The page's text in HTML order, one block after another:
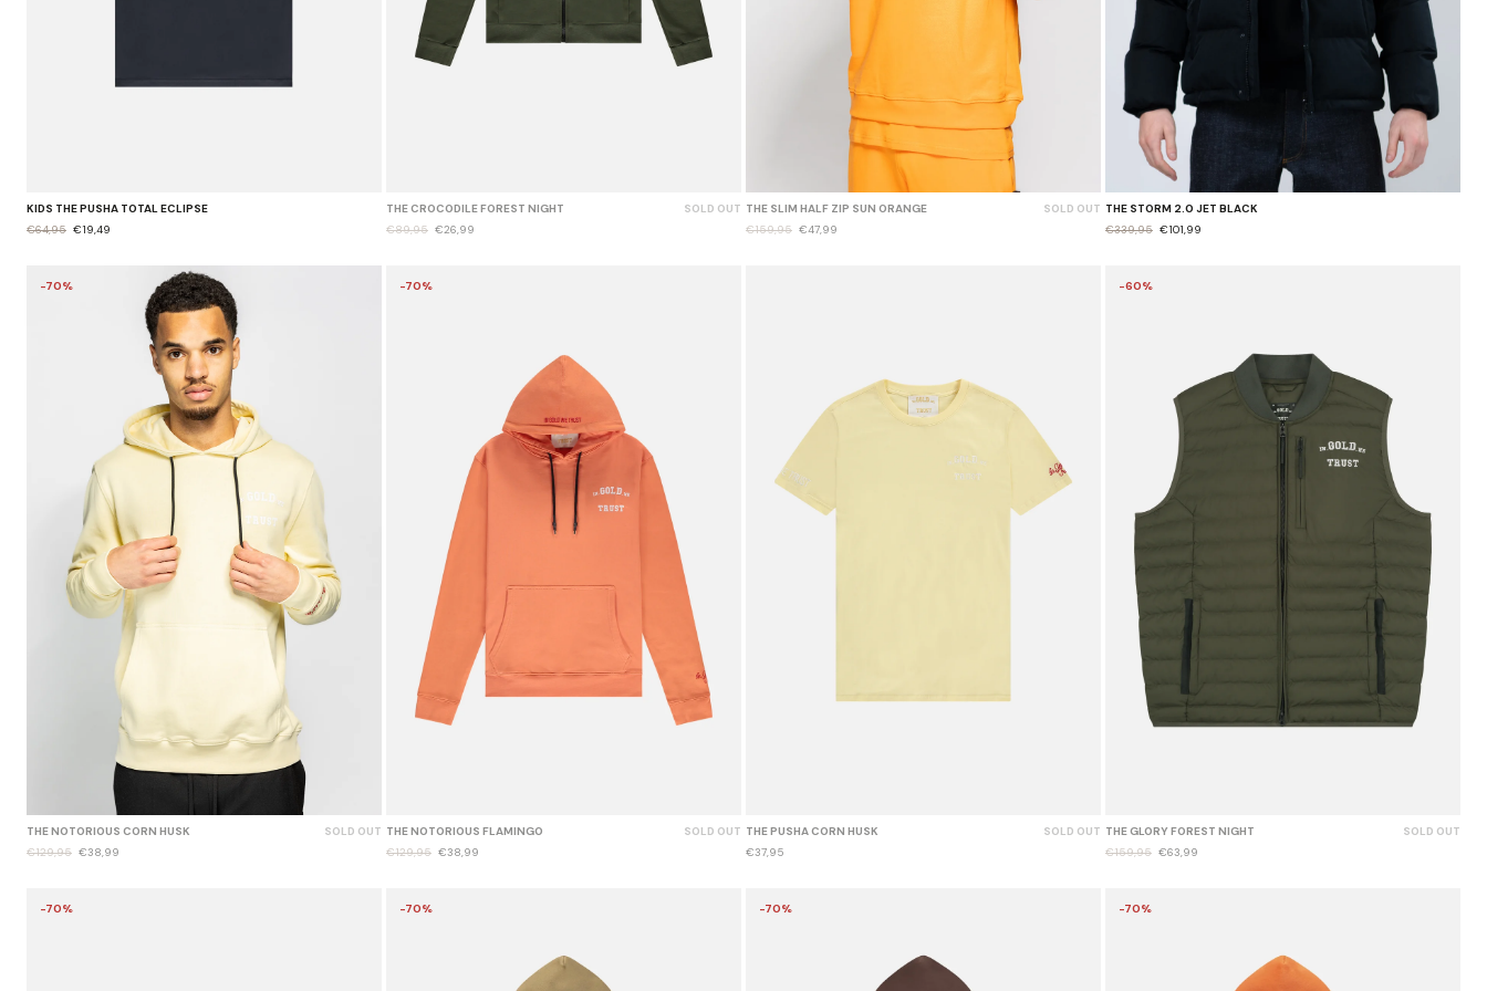
KIDS THE PUSHA TOTAL ECLIPSE
€64,95 €19,49
THE CROCODILE FOREST NIGHT
SOLD OUT
€89,95 €26,99
THE SLIM HALF ZIP SUN ORANGE
SOLD OUT
€159,95 €47,99
THE STORM 2.0 JET BLACK
€339,95 €101,99
-70%
THE NOTORIOUS CORN HUSK
SOLD OUT
€129,95 €38,99
-70%
THE NOTORIOUS FLAMINGO
SOLD OUT
€129,95 €38,99
THE PUSHA CORN HUSK
SOLD OUT
€37,95
-60%
THE GLORY FOREST NIGHT
SOLD OUT
€159,95 €63,99
-70% -70% -70% -70%